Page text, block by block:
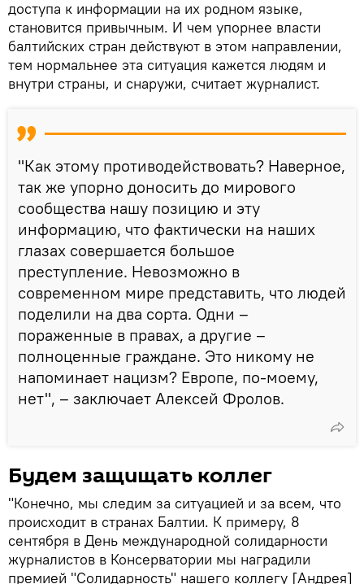
доступа к информации на их родном языке,
становится привычным. И чем упорнее власти
балтийских стран действуют в этом направлении,
тем нормальнее эта ситуация кажется людям и
внутри страны, и снаружи, считает журналист.
"Как этому противодействовать? Наверное,
так же упорно доносить до мирового
сообщества нашу позицию и эту
информацию, что фактически на наших
глазах совершается большое
преступление. Невозможно в
современном мире представить, что людей
поделили на два сорта. Одни –
пораженные в правах, а другие –
полноценные граждане. Это никому не
напоминает нацизм? Европе, по-моему,
нет", – заключает Алексей Фролов.
Будем защищать коллег
"Конечно, мы следим за ситуацией и за всем, что
происходит в странах Балтии. К примеру, 8
сентября в День международной солидарности
журналистов в Консерватории мы наградили
премией "Солидарность" нашего коллегу [Андрея]